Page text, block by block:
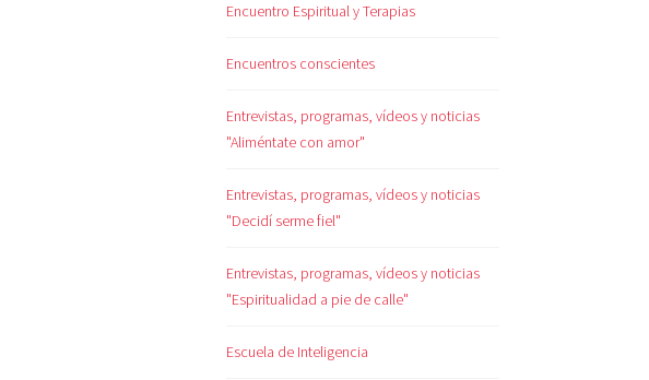
Encuentro Espiritual y Terapias
Encuentros conscientes
Entrevistas, programas, vídeos y noticias
"Aliméntate con amor"
Entrevistas, programas, vídeos y noticias
"Decidí serme fiel"
Entrevistas, programas, vídeos y noticias
"Espiritualidad a pie de calle"
Escuela de Inteligencia